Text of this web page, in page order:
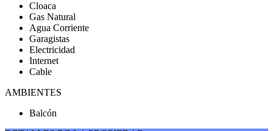
Cloaca
Gas Natural
Agua Corriente
Garagistas
Electricidad
Internet
Cable
AMBIENTES
Balcón